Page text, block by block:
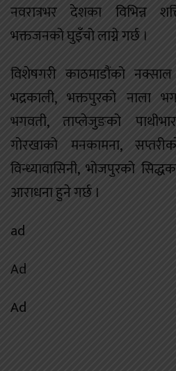
नवरात्रभर देशका विभिन्न
भक्तजनको घुइँचो लाग्ने गर्छ ।
विशेषगरी काठमाडौंको
भद्रकाली, भक्तपुरको नाला
भगवती, ताप्लेजुङको
गोरखाको मनकामना,
विन्ध्यावासिनी, भोजपुरको
आराधना हुने गर्छ ।
ad
Ad
Ad